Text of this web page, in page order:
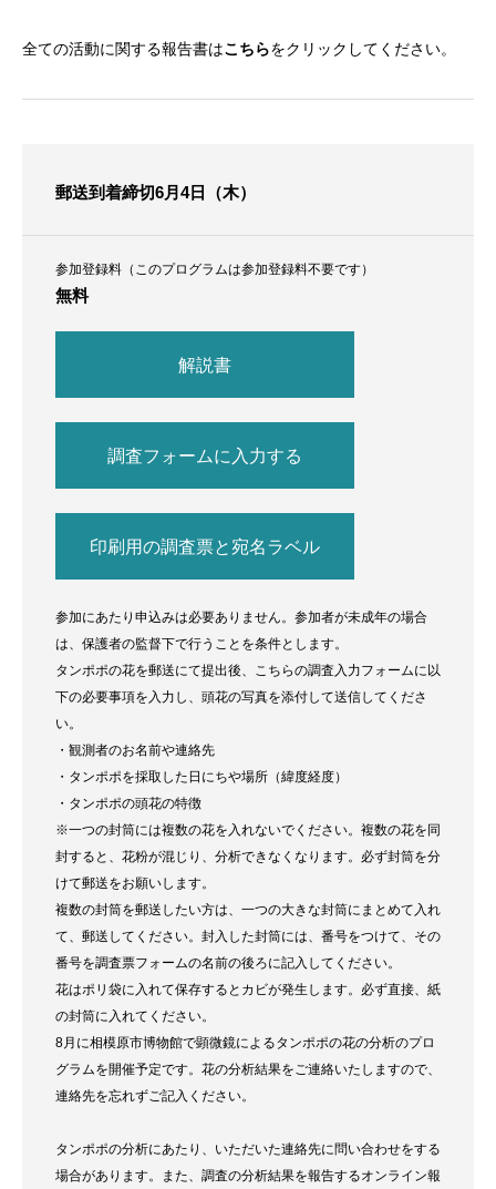
全ての活動に関する報告書はこちらをクリックしてください。
郵送到着締切6月4日（木）
参加登録料（このプログラムは参加登録料不要です）
無料
解説書
調査フォームに入力する
印刷用の調査票と宛名ラベル
参加にあたり申込みは必要ありません。参加者が未成年の場合
は、保護者の監督下で行うことを条件とします。
タンポポの花を郵送にて提出後、こちらの調査入力フォームに以
下の必要事項を入力し、頭花の写真を添付して送信してくださ
い。
・観測者のお名前や連絡先
・タンポポを採取した日にちや場所（緯度経度）
・タンポポの頭花の特徴
※一つの封筒には複数の花を入れないでください。複数の花を同
封すると、花粉が混じり、分析できなくなります。必ず封筒を分
けて郵送をお願いします。
複数の封筒を郵送したい方は、一つの大きな封筒にまとめて入れ
て、郵送してください。封入した封筒には、番号をつけて、その
番号を調査票フォームの名前の後ろに記入してください。
花はポリ袋に入れて保存するとカビが発生します。必ず直接、紙
の封筒に入れてください。
8月に相模原市博物館で顕微鏡によるタンポポの花の分析のプロ
グラムを開催予定です。花の分析結果をご連絡いたしますので、
連絡先を忘れずご記入ください。
タンポポの分析にあたり、いただいた連絡先に問い合わせをする
場合があります。また、調査の分析結果を報告するオンライン報